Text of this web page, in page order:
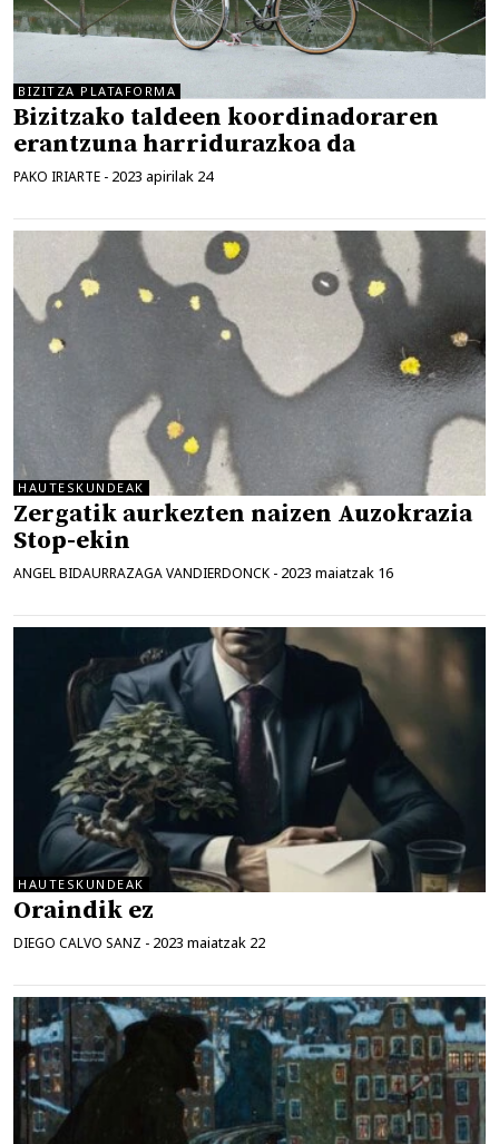
BIZITZA PLATAFORMA
Bizitzako taldeen koordinadoraren
erantzuna harridurazkoa da
PAKO IRIARTE - 2023 apirilak 24
HAUTESKUNDEAK
Zergatik aurkezten naizen Auzokrazia
Stop-ekin
ANGEL BIDAURRAZAGA VANDIERDONCK - 2023 maiatzak 16
HAUTESKUNDEAK
Oraindik ez
DIEGO CALVO SANZ - 2023 maiatzak 22